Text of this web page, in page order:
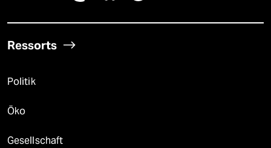
Ressorts
Politik
Öko
Gesellschaft